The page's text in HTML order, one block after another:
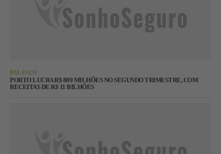
BALANÇO
PORTO LUCRA R$ 889 MILHÕES NO SEGUNDO TRIMESTRE, COM
RECEITAS DE R$ 11 BILHÕES